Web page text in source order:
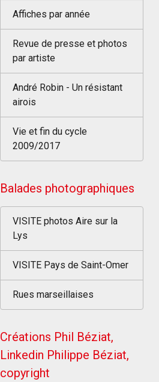
Affiches par année
Revue de presse et photos
par artiste
André Robin - Un résistant
airois
Vie et fin du cycle
2009/2017
Balades photographiques
VISITE photos Aire sur la
Lys
VISITE Pays de Saint-Omer
Rues marseillaises
Créations Phil Béziat,
Linkedin Philippe Béziat,
copyright